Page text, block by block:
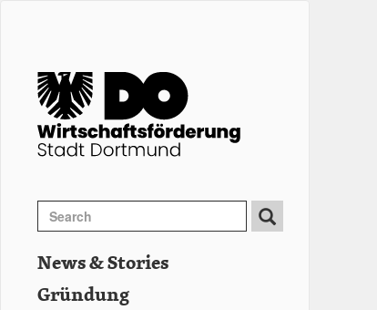
Suche
Search Search
Hauptnavigation
News & Stories
Gründung